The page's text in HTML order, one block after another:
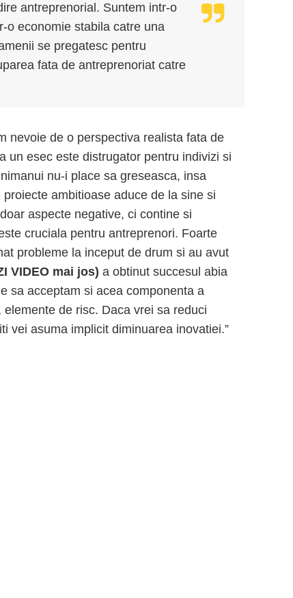
antreprenorial. Suntem intr-o
o economie stabila catre una
se pregatesc pentru
fata de antreprenoriat catre
nevoie de o perspectiva realista fata de
un esec este distrugator pentru indivizi si
nu-i place sa greseasca, insa
ambitioase aduce de la sine si
aspecte negative, ci contine si
cruciala pentru antreprenori. Foarte
probleme la inceput de drum si au avut
VIDEO mai jos) a obtinut succesul abia
sa acceptam si acea componenta a
de risc. Daca vrei sa reduci
vei asuma implicit diminuarea inovatiei.”